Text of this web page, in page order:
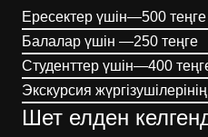
Ересектер үшін—500 теңге
Балалар үшін —250 теңге
Студенттер үшін—400
Экскурсия
Шет елден